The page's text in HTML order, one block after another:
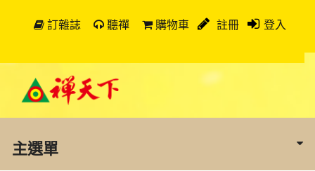
訂雜誌 聽禪 購物車 註冊 登入
主選單